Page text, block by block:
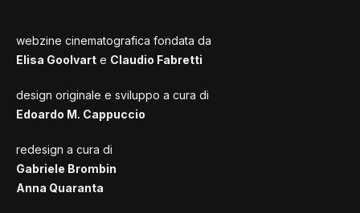
webzine cinematografica fondata da
Elisa Goolvart e Claudio Fabretti
design originale e sviluppo a cura di
Edoardo M. Cappuccio
redesign a cura di
Gabriele Brombin
Anna Quaranta